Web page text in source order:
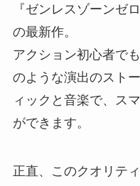
『ゼンレスゾーンゼ
の最新作。
アクション初心者で
のような演出のスト
ィックと音楽で、ス
ができます。
正直、このクオリテ